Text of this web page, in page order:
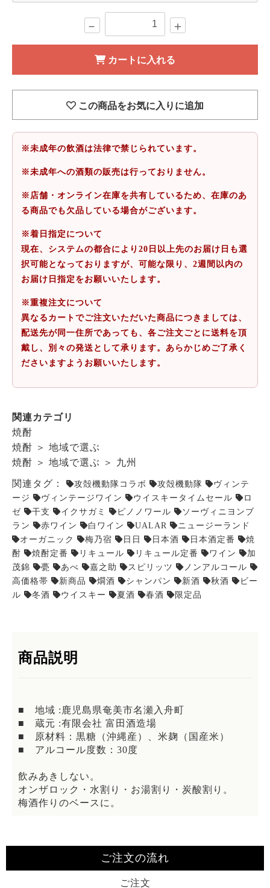
－ ＋
カートに入れる
この商品をお気に入りに追加
※未成年の飲酒は法律で禁じられています。
※未成年への酒類の販売は行っておりません。
※店舗・オンライン在庫を共有しているため、在庫のあ
る商品でも欠品している場合がございます。
※着日指定について
現在、システムの都合により20日以上先のお届け日も選
択可能となっておりますが、可能な限り、2週間以内の
お届け日指定をお願いいたします。
※重複注文について
異なるカートでご注文いただいた商品につきましては、
配送先が同一住所であっても、各ご注文ごとに送料を頂
戴し、別々の発送として承ります。あらかじめご了承く
ださいますようお願いいたします。
関連カテゴリ
焼酎
焼酎 ＞ 地域で選ぶ
焼酎 ＞ 地域で選ぶ ＞ 九州
関連タグ： 攻殻機動隊コラボ 攻殻機動隊
ヴィンテ
ージ
ヴィンテージワイン ウイスキータイムセール
ロ
ゼ
干支 イクサガミ ピノノワール
ソーヴィニヨンブ
ラン
赤ワイン 白ワイン UALAR
ニュージーランド
オーガニック
梅乃宿 日日 日本酒 日本酒定番
焼
酎
焼酎定番 リキュール リキュール定番 ワイン
加
茂錦
甍 あべ 嘉之助 スピリッツ
ノンアルコール
高価格帯
新商品 燗酒 シャンパン 新酒 秋酒
ビー
ル
冬酒 ウイスキー 夏酒 春酒 限定品
商品説明
■ 地域 :鹿児島県奄美市名瀬入舟町
■ 蔵元 :有限会社 富田酒造場
■ 原材料：黒糖（沖縄産）、米麹（国産米）
■ アルコール度数：30度
飲みあきしない。
オンザロック・水割り・お湯割り・炭酸割り。
梅酒作りのベースに。
ご注文の流れ
ご注文